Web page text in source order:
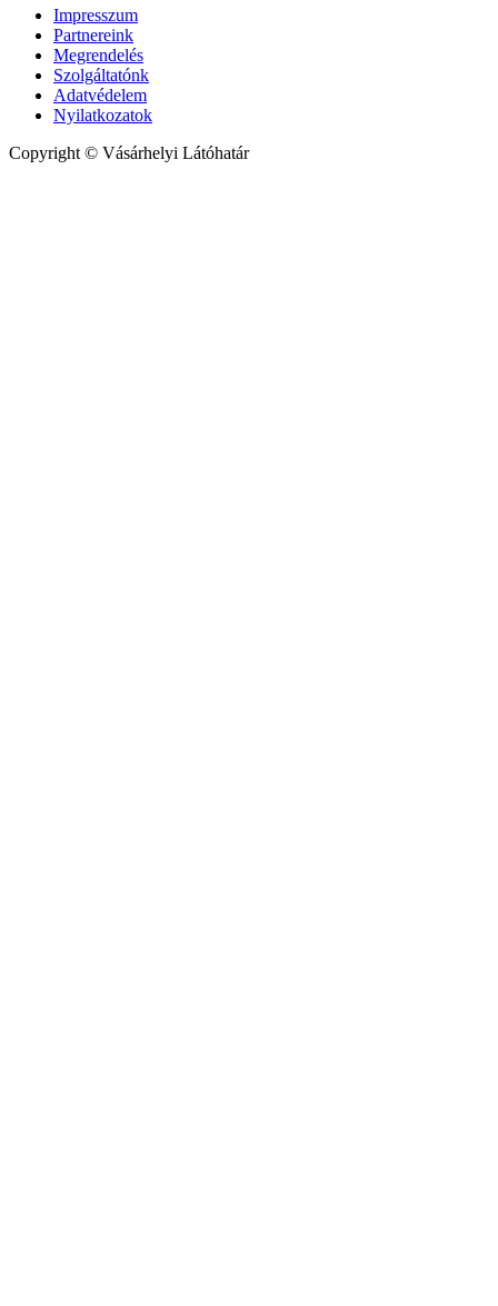
Impresszum
Partnereink
Megrendelés
Szolgáltatónk
Adatvédelem
Nyilatkozatok
Copyright © Vásárhelyi Látóhatár